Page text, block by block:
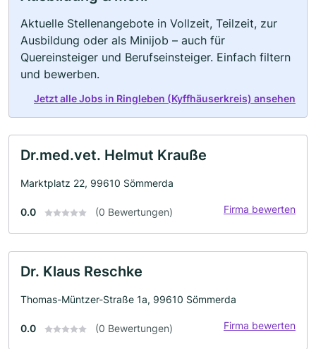
Aktuelle Stellenangebote in Vollzeit, Teilzeit, zur
Ausbildung oder als Minijob – auch für
Quereinsteiger und Berufseinsteiger. Einfach filtern
und bewerben.
Jetzt alle Jobs in Ringleben (Kyffhäuserkreis) ansehen
Dr.med.vet. Helmut Krauße
Marktplatz 22, 99610 Sömmerda
0.0 (0 Bewertungen) Firma bewerten
Dr. Klaus Reschke
Thomas-Müntzer-Straße 1a, 99610 Sömmerda
0.0 (0 Bewertungen) Firma bewerten